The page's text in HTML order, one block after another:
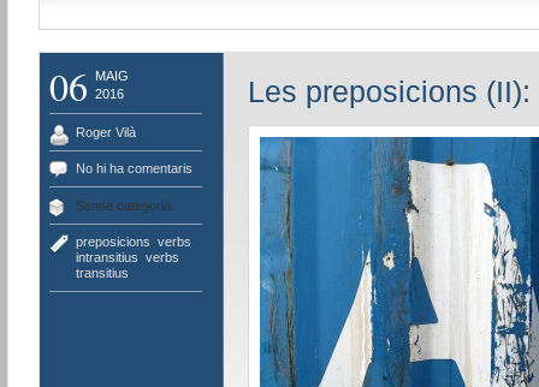
06
MAIG
2016
Roger Vilà
No hi ha comentaris
Sense categoria
preposicions verbs
intransitius verbs
transitius
Les preposicions (II):